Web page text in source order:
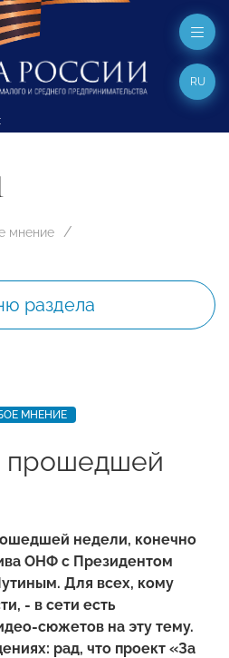
RU
мнение
раздела
МНЕНИЕ
прошедшей
недели, конечно
ОНФ с Президентом
Для всех, кому
- в сети есть
сюжетов на эту тему.
рад, что проект «За